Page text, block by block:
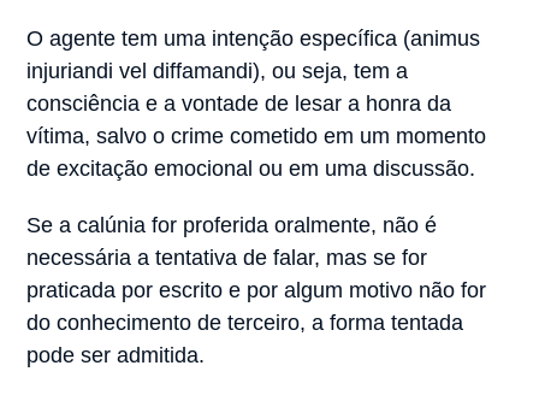
O agente tem uma intenção específica (animus
injuriandi vel diffamandi), ou seja, tem a
consciência e a vontade de lesar a honra da
vítima, salvo o crime cometido em um momento
de excitação emocional ou em uma discussão.
Se a calúnia for proferida oralmente, não é
necessária a tentativa de falar, mas se for
praticada por escrito e por algum motivo não for
do conhecimento de terceiro, a forma tentada
pode ser admitida.